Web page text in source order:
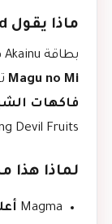
ماذا يقول Vivre Card؟
بطاقة Akainu في Vivre Card تنص صراحةً أن
Magu no Mi
فاكهات
Devil Fruits).
لماذا هذا
Magma